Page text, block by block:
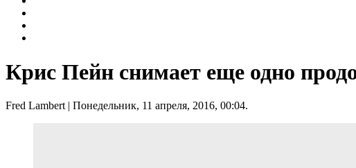
Крис Пейн снимает еще одно
Fred Lambert | Понедельник, 11 апреля, 2016, 00:04.